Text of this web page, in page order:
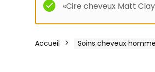
«Cire cheveux Matt
Accueil Soins cheveux homme